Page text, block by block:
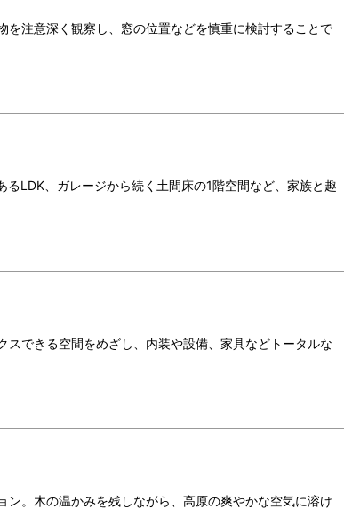
を注意深く観察し、窓の位置などを慎重に検討することで
LDK、ガレージから続く土間床の1階空間など、家族と趣
スできる空間をめざし、内装や設備、家具などトータルな
。木の温かみを残しながら、高原の爽やかな空気に溶け